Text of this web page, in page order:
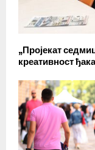
„Пројекат
креативност ђака